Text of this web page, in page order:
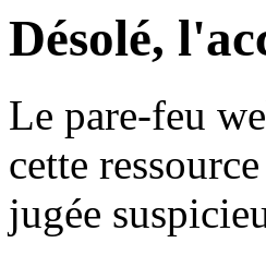
Désolé,
Le pare-feu
cette
jugée